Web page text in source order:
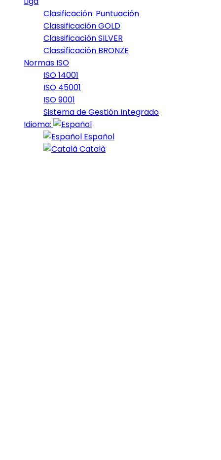
Clasificación: Puntuación
Classificación GOLD
Classificación SILVER
Classificación BRONZE
Normas ISO
ISO 14001
ISO 45001
ISO 9001
Sistema de Gestión Integrado
Idioma:
Español
Català